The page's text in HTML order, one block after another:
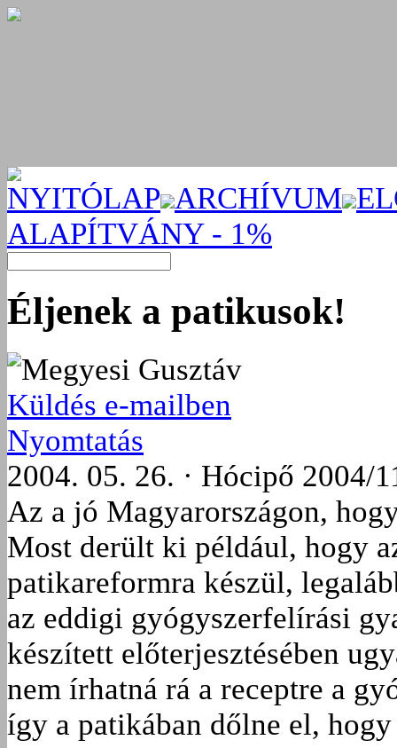
NYITÓLAP ARCHÍVUM
ALAPÍTVÁNY - 1%
Éljenek a patikusok!
Megyesi Gusztáv
Küldés e-mailben
Nyomtatás
2004. 05. 26. · Hócipő 2004/
Az a jó Magyarországon,
Most derült ki például, hogy
patikareformra készül,
az eddigi gyógyszerfelírási
készített előterjesztésében
nem írhatná rá a receptre a
így a patikában dőlne el,